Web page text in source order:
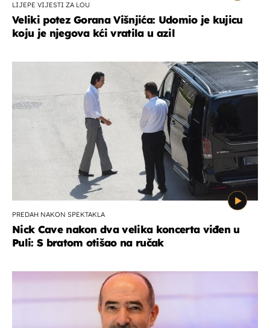
LIJEPE VIJESTI ZA LOU
Veliki potez Gorana Višnjića: Udomio je kujicu
koju je njegova kći vratila u azil
PREDAH NAKON SPEKTAKLA
Nick Cave nakon dva velika koncerta viđen u
Puli: S bratom otišao na ručak